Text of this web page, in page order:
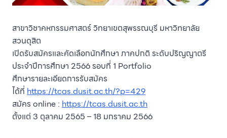
สาขาวิชาคหกรรมศาสตร์ วิทยาเขตสุพรรณบุรี มหาวิทยาลัย
สวนดุสิต
เปิดรับสมัครและคัดเลือกนักศึกษา ภาคปกติ ระดับปริญญาตรี
ประจําปีการศึกษา 2566 รอบที่ 1 Portfolio
ศึกษารายละเอียดการรับสมัคร
ได้ที่ https://tcas.dusit.ac.th/?p=429
สมัคร online : https://tcas.dusit.ac.th
ตั้งแต่ 3 ตุลาคม 2565 – 18 มกราคม 2566